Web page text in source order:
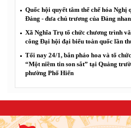
Quốc hội quyết tâm thể chế hóa Nghị
Đảng - đưa chủ trương của Đảng
Xã Nghĩa Trụ tổ chức chương trình
công Đại hội đại biểu toàn quốc lần
Tối nay 24/1, bắn pháo hoa và tổ
“Một niềm tin son sắt” tại Quảng
phường Phố Hiến